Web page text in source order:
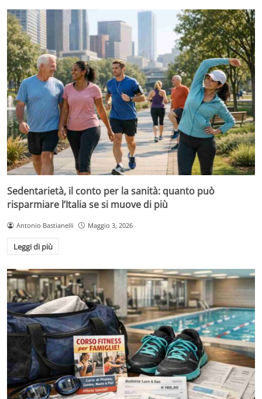
Sedentarietà, il conto per la sanità: quanto può
risparmiare l’Italia se si muove di più
Antonio Bastianelli Maggio 3, 2026
Leggi di più